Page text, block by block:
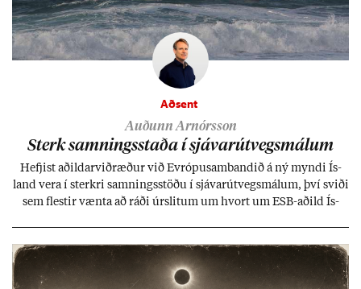
Aðsent
Auðunn Arnórsson
Sterk samn­ings­staða í sjáv­ar­út­vegs­mál­um
Hefj­ist að­ild­ar­við­ræð­ur við Evr­ópu­sam­band­ið á ný myndi Ís­
land vera í sterkri samn­ings­stöðu í sjáv­ar­út­vegs­mál­um, því sviði
sem flest­ir vænta að ráði úr­slit­um um hvort um ESB-að­ild Ís­
kerfi, en sveigj­an­leiki til lausna er um­tals­verð­ur.